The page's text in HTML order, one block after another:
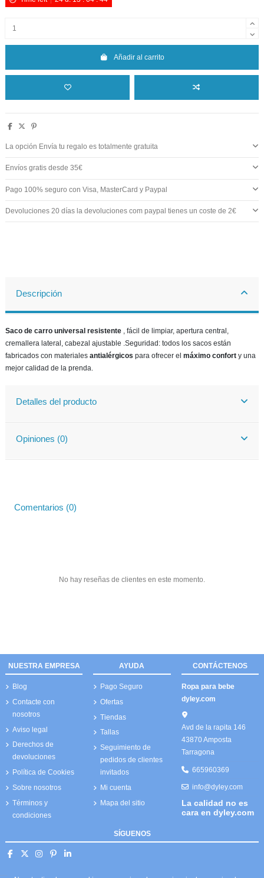
Añadir al carrito
La opción Envía tu regalo es totalmente gratuita
Envíos gratis desde 35€
Pago 100% seguro con Visa, MasterCard y Paypal
Devoluciones 20 días la devoluciones com paypal tienes un coste de 2€
Descripción
Saco de carro universal resistente , fácil de limpiar, apertura central,
cremallera lateral, cabezal ajustable .Seguridad: todos los sacos están
fabricados con materiales antialérgicos para ofrecer el máximo confort y una
mejor calidad de la prenda.
Detalles del producto
Opiniones (0)
Comentarios (0)
No hay reseñas de clientes en este momento.
NUESTRA EMPRESA
Blog
Contacte con
nosotros
Aviso legal
Derechos de
devoluciones
Política de Cookies
Sobre nosotros
Términos y
condiciones
AYUDA
Pago Seguro
Ofertas
Tiendas
Tallas
Seguimiento de
pedidos de clientes
invitados
Mi cuenta
Mapa del sitio
CONTÁCTENOS
Ropa para bebe
dyley.com
Avd de la rapita 146
43870 Amposta
Tarragona
665960369
info@dyley.com
La calidad no es
cara en dyley.com
SÍGUENOS